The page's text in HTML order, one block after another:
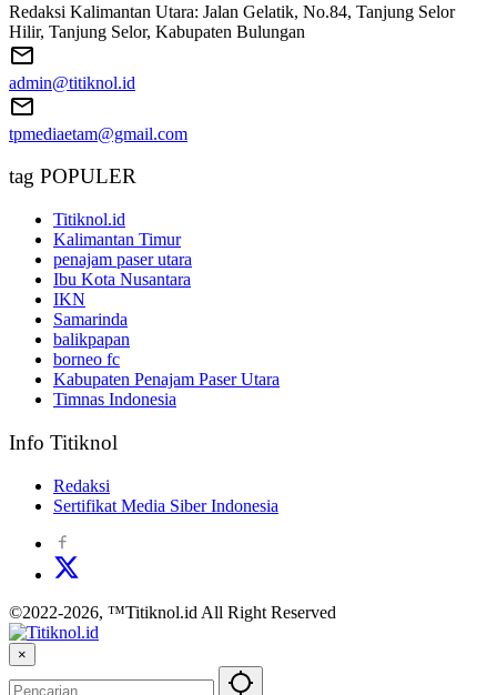
Redaksi Kalimantan Utara: Jalan Gelatik, No.84, Tanjung Selor
Hilir, Tanjung Selor, Kabupaten Bulungan
admin@titiknol.id
tpmediaetam@gmail.com
tag POPULER
Titiknol.id
Kalimantan Timur
penajam paser utara
Ibu Kota Nusantara
IKN
Samarinda
balikpapan
borneo fc
Kabupaten Penajam Paser Utara
Timnas Indonesia
Info Titiknol
Redaksi
Sertifikat Media Siber Indonesia
©2022-2026, ™Titiknol.id All Right Reserved
×